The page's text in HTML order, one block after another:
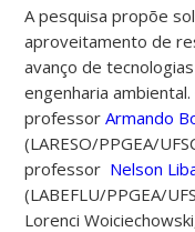
A pesquisa propõe
aproveitamento de
avanço de
engenharia ambiental.
professorArmando
(LARESO/PPGEA/
professor Nelson
(LABEFLU/PPGEA/
Lorenci